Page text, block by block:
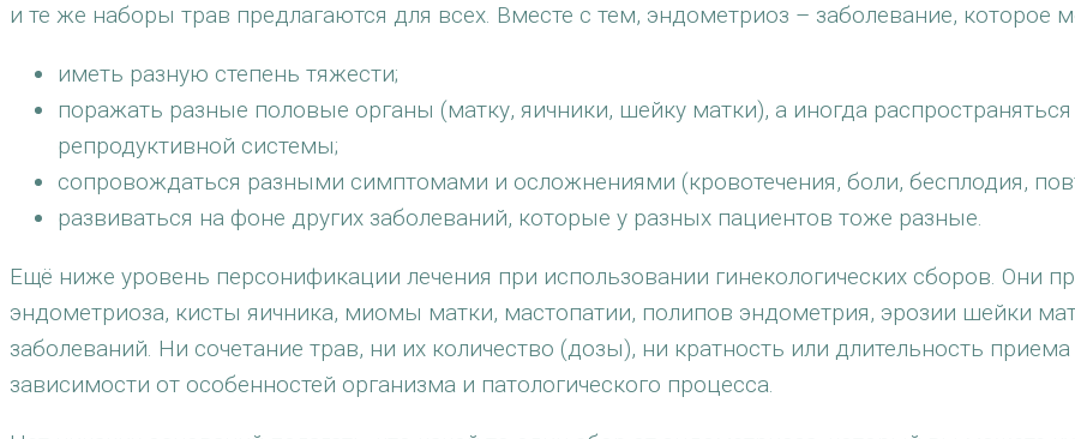
и те же наборы трав предлагаются для всех. Вместе с тем, эндометриоз – заболевание, которое
иметь разную степень тяжести;
поражать разные половые органы (матку, яичники, шейку матки), а иногда
репродуктивной системы;
сопровождаться разными симптомами и осложнениями (кровотечения, боли, бесплодия,
развиваться на фоне других заболеваний, которые у разных пациентов тоже разные.
Ещё ниже уровень персонификации лечения при использовании гинекологических сборов. Они
эндометриоза, кисты яичника, миомы матки, мастопатии, полипов эндометрия, эрозии шейки
заболеваний. Ни сочетание трав, ни их количество (дозы), ни кратность или длительность
зависимости от особенностей организма и патологического процесса.